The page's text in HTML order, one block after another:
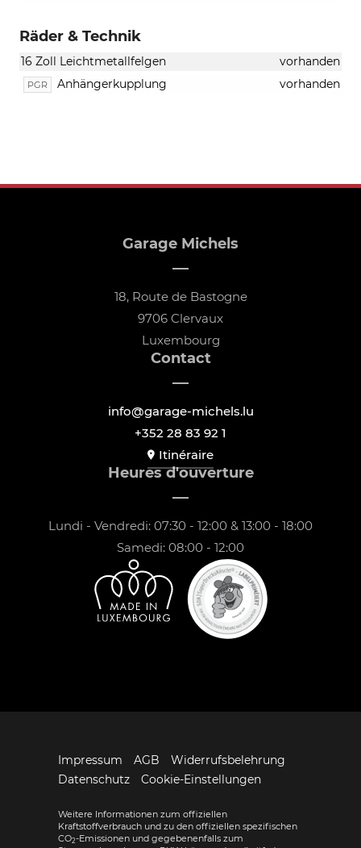
Räder & Technik
16 Zoll Leichtmetallfelgen vorhanden
PGR Anhängerkupplung vorhanden
Garage Michels
18, Route de Bastogne
9706 Clervaux
Luxembourg
Contact
info@garage-michels.lu
+352 28 83 92 1
Itinéraire
Heures d'ouverture
Lundi - Vendredi: 07:30 - 12:00 & 13:00 - 18:00
Samedi: 08:00 - 12:00
Impressum AGB
Widerrufsbelehrung
Datenschutz
Cookie-Einstellungen
Weitere Informationen zum offiziellen
Kraftstoffverbrauch und zu den offiziellen spezifischen
CO2-Emissionen und gegebenenfalls zum